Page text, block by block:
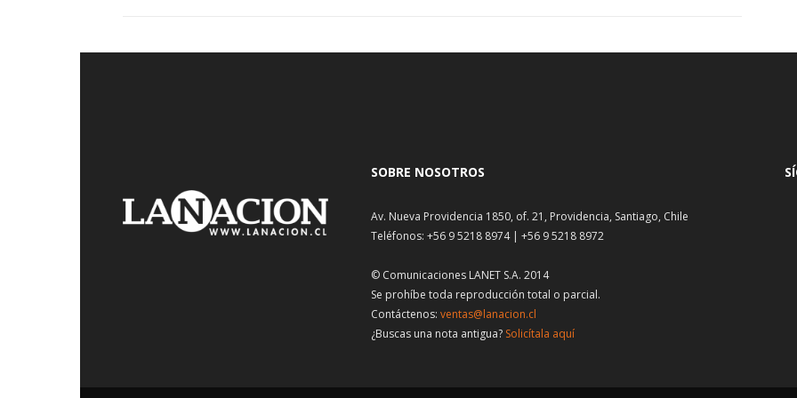
SOBRE NOSOTROS
Av. Nueva Providencia 1850, of. 21, Providencia, Santiago, Chile
Teléfonos: +56 9 5218 8974 | +56 9 5218 8972
© Comunicaciones LANET S.A. 2014
Se prohíbe toda reproducción total o parcial.
Contáctenos: ventas@lanacion.cl
¿Buscas una nota antigua? Solicítala aquí